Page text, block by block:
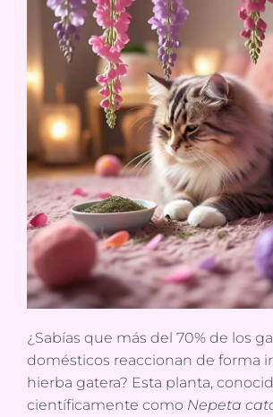
¿Sabías que más del 70% de los
domésticos reaccionan de forma
hierba gatera? Esta planta,
científicamente como Nepeta